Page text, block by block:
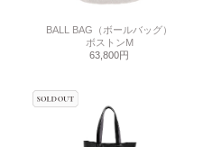
BALL BAG（ボールバッグ）
ボストンM
63,800円